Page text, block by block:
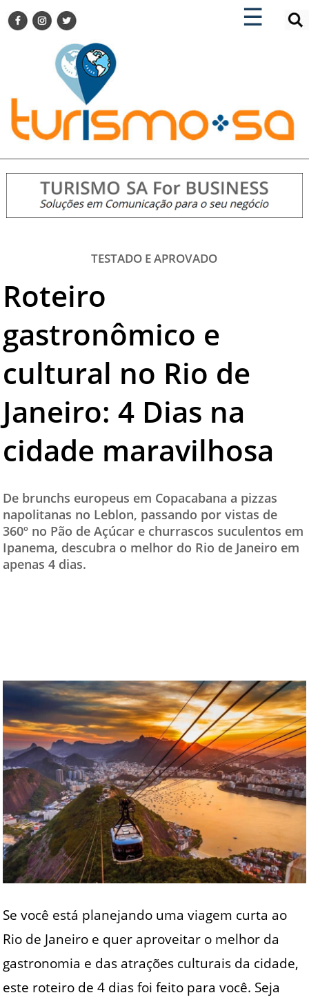
☰
×
TURISMO SA FOR BUSINESS
DESTINOS NACIONAIS
DESTINOS INTERNACIONAIS
CITY BREAK
TURISMO E MERCADO
EVENTOS
HOTELARIA
DICAS
TESTADO E APROVADO
PARCEIROS
QUEM SOMOS - EQUIPE
CONTATO
×
ENCONTRE SUA NOTÍCIA
TESTADO E APROVADO
Roteiro
gastronômico e
cultural no Rio de
Janeiro: 4 Dias na
cidade maravilhosa
De brunchs europeus em Copacabana a pizzas
napolitanas no Leblon, passando por vistas de
360º no Pão de Açúcar e churrascos suculentos em
Ipanema, descubra o melhor do Rio de Janeiro em
apenas 4 dias.
Se você está planejando uma viagem curta ao
Rio de Janeiro e quer aproveitar o melhor da
gastronomia e das atrações culturais da cidade,
este roteiro de 4 dias foi feito para você. Seja